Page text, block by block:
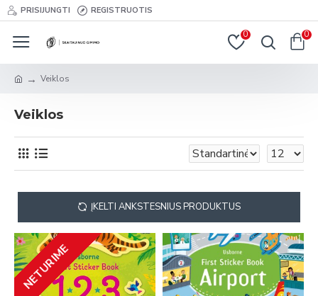
PRISIJUNGTI REGISTRUOTIS
0 0
Veiklos
Veiklos
ĮKELTI ANKSTESNIUS PRODUKTUS
NETURIME